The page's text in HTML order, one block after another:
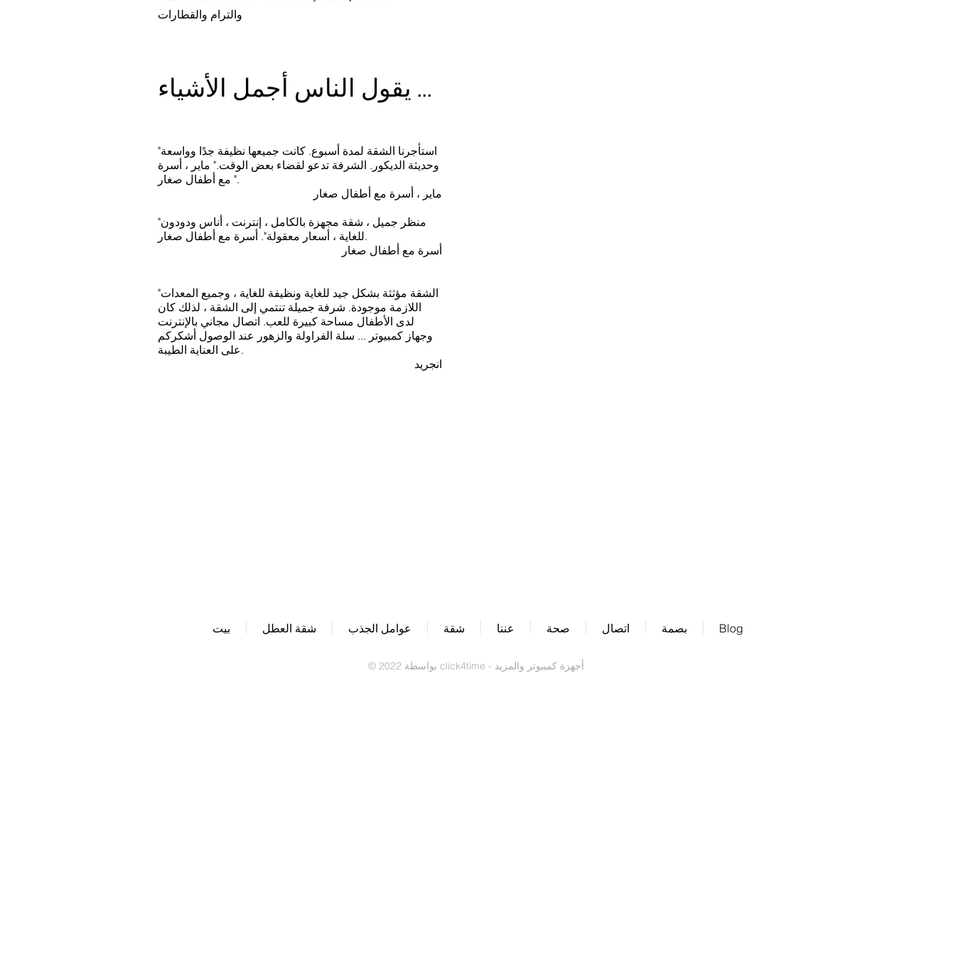
والترام والقطارات
يقول الناس أجمل الأشياء ...
"استأجرنا الشقة لمدة أسبوع. كانت جميعها نظيفة جدًا وواسعة
وحديثة الديكور. الشرفة تدعو لقضاء بعض الوقت." ماير ، أسرة
مع أطفال صغار ".
ماير ، أسرة مع أطفال صغار
"منظر جميل ، شقة مجهزة بالكامل ، إنترنت ، أناس ودودون
للغاية ، أسعار معقولة". أسرة مع أطفال صغار.
أسرة مع أطفال صغار
"الشقة مؤثثة بشكل جيد للغاية ونظيفة للغاية ، وجميع المعدات
اللازمة موجودة. شرفة جميلة تنتمي إلى الشقة ، لذلك كان
لدى الأطفال مساحة كبيرة للعب. اتصال مجاني بالإنترنت
وجهاز كمبيوتر ... سلة الفراولة والزهور عند الوصول أشكركم
على العناية الطيبة.
انجريد
بيت شقة العطل عوامل الجذب شقة عننا صحة اتصال بصمة Blog
© 2022 بواسطة click4time - أجهزة كمبيوتر والمزيد